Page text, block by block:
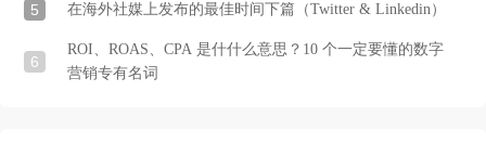
5 在海外社媒上发布的最佳时间下篇（Twitter & Linkedin）
6
ROI、ROAS、CPA 是什什么意思？10 个一定要懂的数字
营销专有名词